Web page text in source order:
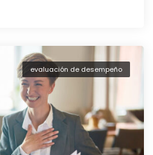
evaluación de desempeño